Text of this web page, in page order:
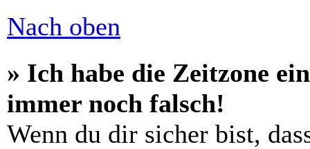
Nach oben
» Ich habe die Zeitzone
immer noch falsch!
Wenn du dir sicher bist,